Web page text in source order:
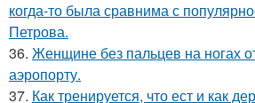
когда-то была сравнима с
Петрова.
36. Женщине без пальцев на ногах
аэропорту.
37. Как тренируется, что ест и как